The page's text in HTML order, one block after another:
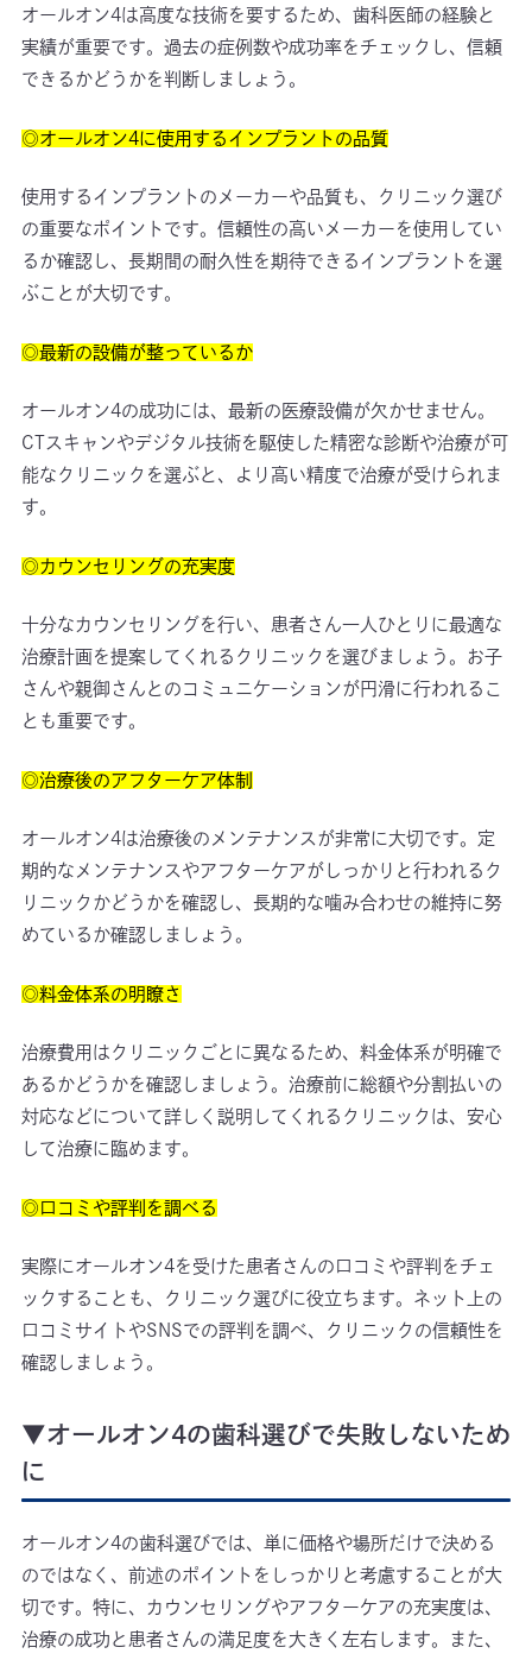
オールオン4は高度な技術を要するため、歯科医師の経験と
実績が重要です。過去の症例数や成功率をチェックし、信頼
できるかどうかを判断しましょう。
◎オールオン4に使用するインプラントの品質
使用するインプラントのメーカーや品質も、クリニック選び
の重要なポイントです。信頼性の高いメーカーを使用してい
るか確認し、長期間の耐久性を期待できるインプラントを選
ぶことが大切です。
◎最新の設備が整っているか
オールオン4の成功には、最新の医療設備が欠かせません。
CTスキャンやデジタル技術を駆使した精密な診断や治療が可
能なクリニックを選ぶと、より高い精度で治療が受けられま
す。
◎カウンセリングの充実度
十分なカウンセリングを行い、患者さん一人ひとりに最適な
治療計画を提案してくれるクリニックを選びましょう。お子
さんや親御さんとのコミュニケーションが円滑に行われるこ
とも重要です。
◎治療後のアフターケア体制
オールオン4は治療後のメンテナンスが非常に大切です。定
期的なメンテナンスやアフターケアがしっかりと行われるク
リニックかどうかを確認し、長期的な噛み合わせの維持に努
めているか確認しましょう。
◎料金体系の明瞭さ
治療費用はクリニックごとに異なるため、料金体系が明確で
あるかどうかを確認しましょう。治療前に総額や分割払いの
対応などについて詳しく説明してくれるクリニックは、安心
して治療に臨めます。
◎口コミや評判を調べる
実際にオールオン4を受けた患者さんの口コミや評判をチェ
ックすることも、クリニック選びに役立ちます。ネット上の
口コミサイトやSNSでの評判を調べ、クリニックの信頼性を
確認しましょう。
▼オールオン4の歯科選びで失敗しないため
に
オールオン4の歯科選びでは、単に価格や場所だけで決める
のではなく、前述のポイントをしっかりと考慮することが大
切です。特に、カウンセリングやアフターケアの充実度は、
治療の成功と患者さんの満足度を大きく左右します。また、